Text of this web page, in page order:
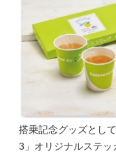
搭乗記念グッズとし
3」オリジナルステッ